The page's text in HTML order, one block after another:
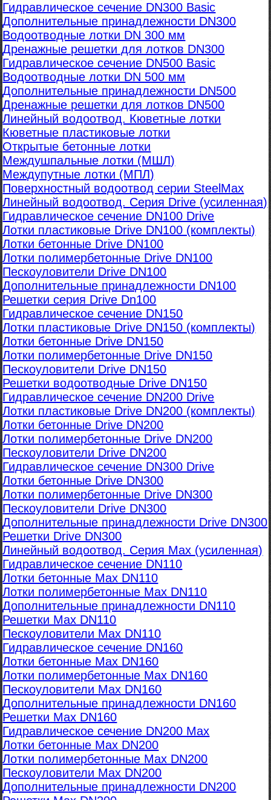
Гидравлическое сечение DN300 Basic
Дополнительные принадлежности DN300
Водоотводные лотки DN 300 мм
Дренажные решетки для лотков DN300
Гидравлическое сечение DN500 Basic
Водоотводные лотки DN 500 мм
Дополнительные принадлежности DN500
Дренажные решетки для лотков DN500
Линейный водоотвод. Кюветные лотки
Кюветные пластиковые лотки
Открытые бетонные лотки
Междушпальные лотки (МШЛ)
Междупутные лотки (МПЛ)
Поверхностный водоотвод серии SteelMax
Линейный водоотвод. Серия Drive (усиленная)
Гидравлическое сечение DN100 Drive
Лотки пластиковые Drive DN100 (комплекты)
Лотки бетонные Drive DN100
Лотки полимербетонные Drive DN100
Пескоуловители Drive DN100
Дополнительные принадлежности DN100
Решетки серия Drive Dn100
Гидравлическое сечение DN150
Лотки пластиковые Drive DN150 (комплекты)
Лотки бетонные Drive DN150
Лотки полимербетонные Drive DN150
Пескоуловители Drive DN150
Решетки водоотводные Drive DN150
Гидравлическое сечение DN200 Drive
Лотки пластиковые Drive DN200 (комплекты)
Лотки бетонные Drive DN200
Лотки полимербетонные Drive DN200
Пескоуловители Drive DN200
Гидравлическое сечение DN300 Drive
Лотки бетонные Drive DN300
Лотки полимербетонные Drive DN300
Пескоуловители Drive DN300
Дополнительные принадлежности Drive DN300
Решетки Drive DN300
Линейный водоотвод. Серия Max (усиленная)
Гидравлическое сечение DN110
Лотки бетонные Max DN110
Лотки полимербетонные Max DN110
Дополнительные принадлежности DN110
Решетки Max DN110
Пескоуловители Max DN110
Гидравлическое сечение DN160
Лотки бетонные Max DN160
Лотки полимербетонные Max DN160
Пескоуловители Max DN160
Дополнительные принадлежности DN160
Решетки Max DN160
Гидравлическое сечение DN200 Max
Лотки бетонные Max DN200
Лотки полимербетонные Max DN200
Пескоуловители Max DN200
Дополнительные принадлежности DN200